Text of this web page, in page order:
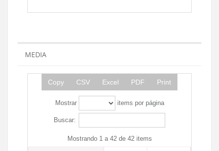
MEDIA
Copy CSV Excel PDF Print
Mostrar items por página
Buscar:
Mostrando 1 a 42 de 42 items